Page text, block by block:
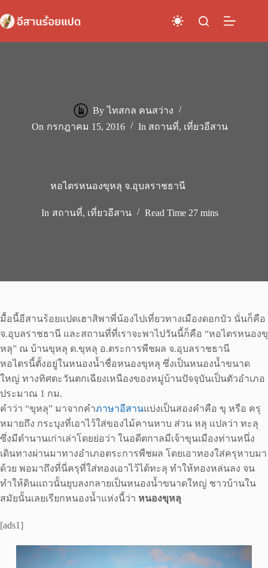
to
content
By ไทสกล คนสว่าง
On กรกฎาคม 15, 2016 In สถานที่, เที่ยวอีสาน
หอไตรหนองขุหลุ จ.อุบลราชธานี
In สถานที่, เที่ยวอีสาน Read Time 27 mins
มื้อนี้อีสานร้อยแปดเฮาสิพาพี่น้องไปเที่ยวทางเมืองดอกบัว นั่นก็คือ
จ.อุบลราชธานี และสถานที่ที่เราจะพาไปวันนี้ก็คือ “หอไตรหนองขุ
หลุ” ณ บ้านขุหลุ ต.ขุหลุ อ.ตระการพืชผล จ.อุบลราชธานี
หอไตรนี้ตั้งอยู่ในหนองน้ำชื่อหนองขุหลุ ซึ่งเป็นหนองน้ำขนาด
ใหญ่ ทางทิศตะวันตกเฉียงเหนืองของหมู่บ้านปัจจุบันเป็นตัวอำเภอ
ประมาณ 1 กม.
คำว่า “ขุหลุ” มาจากคำภาษาอีสานแบ่งเป็นสองคำคือ ขุ หรือ ครุ
หมายถึง กระบุงที่เอาไว้ใส่ของไม้คานหาบ ส่วน หลุ แปลว่า ทะลุ
ซึ่งมีตำนานเก่าเล่าโดยย่อว่า ในอดีตกาลมีเจ้าขุนเมืองท่านหนึ่ง
เดินทางผ่านมาทางอำเภอตระการพืชผล โดยเอาทองใส่ครุหาบมา
ด้วย พอมาถึงที่นี่ครุที่ใส่ทองเอาไว้ได้ทะลุ ทำให้ทองหล่นลง จน
ทำให้ดินแถวนั้นยุบลงกลายเป็นหนองน้ำขนาดใหญ่ ชาวบ้านใน
สมัยนั้นเลยเรียกหนองน้ำแห่งนี้ว่า หนองขุหลุ
[ads1]